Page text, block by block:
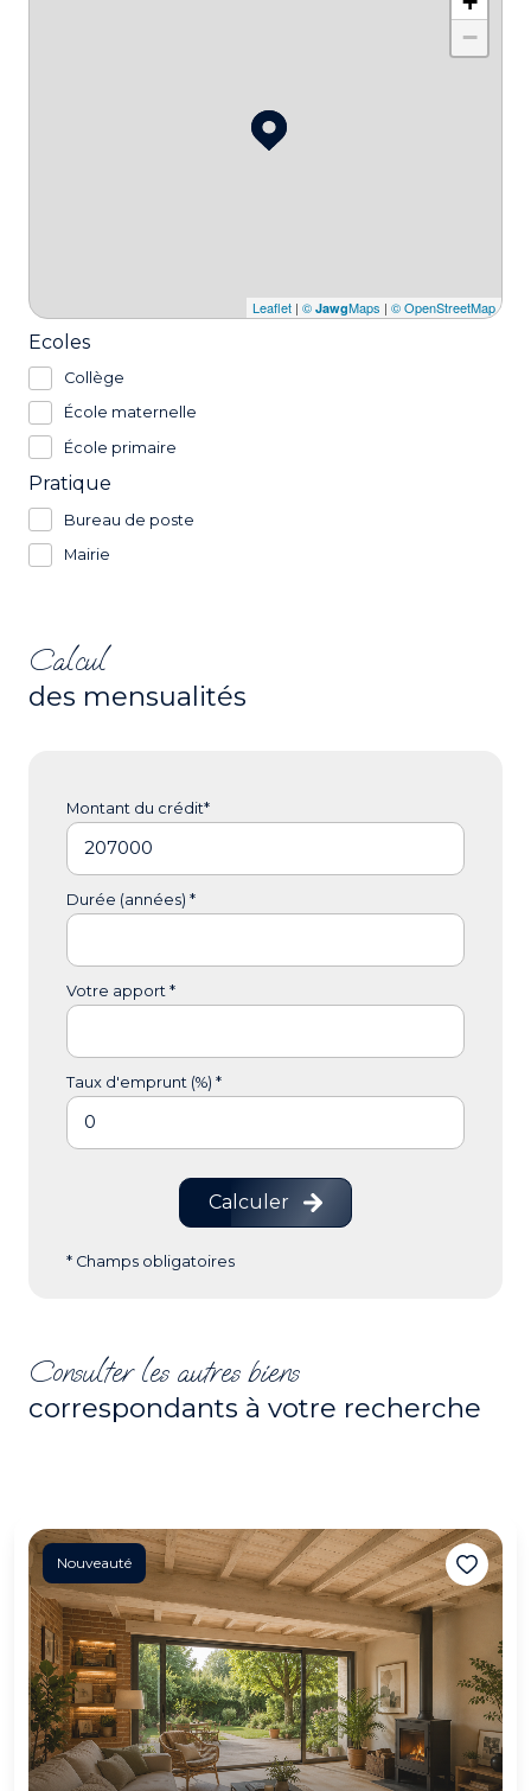
−
Leaflet | © JawgMaps | © OpenStreetMap
Ecoles
Collège
École maternelle
École primaire
Pratique
Bureau de poste
Mairie
Calcul
des mensualités
Montant du crédit*
Durée (années) *
Votre apport *
Taux d'emprunt (%) *
Calculer
* Champs obligatoires
Consulter les autres biens
correspondants à votre recherche
Nouveauté